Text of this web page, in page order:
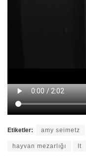
Etiketler: amy seimetz
hayvan mezarlığı It